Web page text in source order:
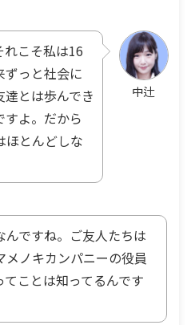
中辻
れこそ私は16
ずっと社会に
とは歩んでき
すよ。だから
ほとんどしな
んですね。ご友人たちは
メノキカンパニーの役員
てことは知ってるんです